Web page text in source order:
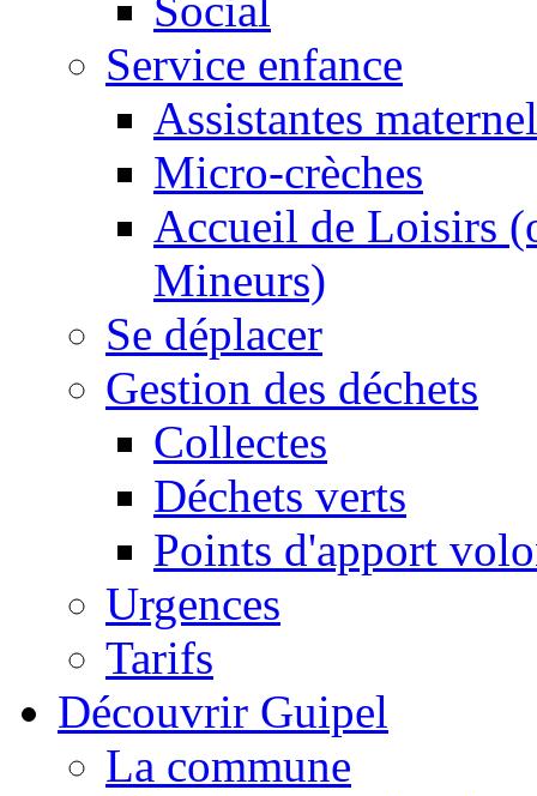
Service enfance
Assistantes
Micro-crèches
Accueil de Loisirs
Mineurs)
Se déplacer
Gestion des déchets
Collectes
Déchets verts
Points d'apport
Urgences
Tarifs
Découvrir Guipel
La commune